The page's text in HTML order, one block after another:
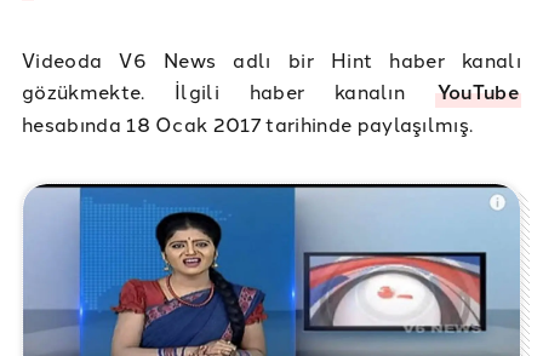
Videoda V6 News adlı bir Hint haber kanalı
gözükmekte. İlgili haber kanalın YouTube
hesabında 18 Ocak 2017 tarihinde paylaşılmış.